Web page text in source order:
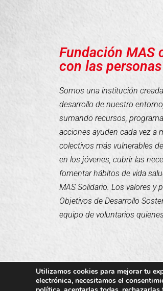
Fundación MAS
con las personas
Somos una institución
desarrollo de nuestro
sumando recursos,
acciones ayuden cada vez a
colectivos más vulnerables
en los jóvenes, cubrir las
fomentar hábitos de vida
MAS Solidario. Los valores y
Objetivos de Desarrollo
equipo de voluntarios
Utilizamos cookies para mejorar tu
electrónica, necesitamos el